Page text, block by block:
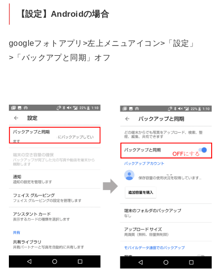
【設定】Androidの場合
googleフォトアプリ>左上メニュアイコン>「設定」
>「バックアプと同期」オフ